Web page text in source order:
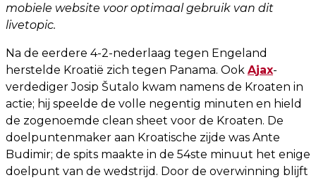
mobiele website voor optimaal gebruik van dit
livetopic.
Na de eerdere 4-2-nederlaag tegen Engeland
herstelde Kroatië zich tegen Panama. Ook Ajax-
verdediger Josip Šutalo kwam namens de Kroaten in
actie; hij speelde de volle negentig minuten en hield
de zogenoemde clean sheet voor de Kroaten. De
doelpuntenmaker aan Kroatische zijde was Ante
Budimir; de spits maakte in de 54ste minuut het enige
doelpunt van de wedstrijd. Door de overwinning blijft